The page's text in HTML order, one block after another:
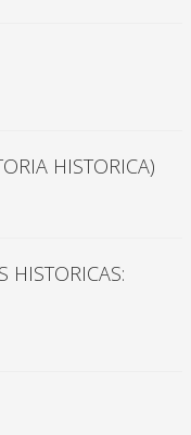
HISTORICA)
HISTORICAS: